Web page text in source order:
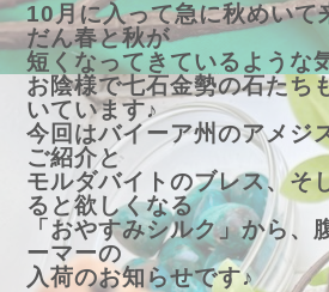
10月に入って急に秋めいて
だん春と秋が
短くなってきているような
お陰様で七石金勢の石たち
いています♪
今回はバイーア州のアメジ
ご紹介と
モルダバイトのブレス、そ
ると欲しくなる
「おやすみシルク」から、
ーマーの
入荷のお知らせです♪